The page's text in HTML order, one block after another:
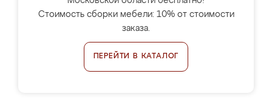
Стоимость сборки мебели: 10% от стоимости
заказа.
ПЕРЕЙТИ В КАТАЛОГ